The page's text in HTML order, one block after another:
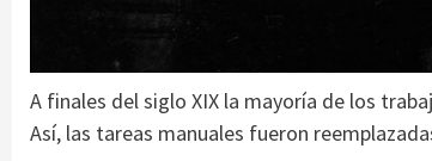
A finales del siglo XIX la mayoría de los
Así, las tareas manuales fueron